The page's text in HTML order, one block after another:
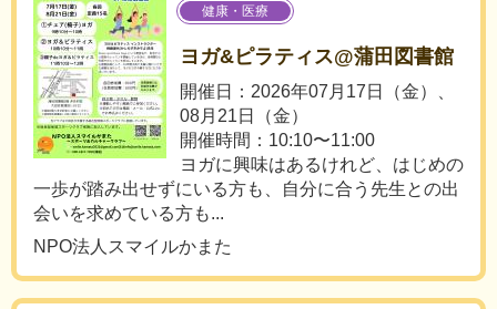
健康・医療
ヨガ&ピラティス@蒲田図書館
開催日：2026年07月17日（金）、
08月21日（金）
開催時間：10:10〜11:00
ヨガに興味はあるけれど、はじめの
一歩が踏み出せずにいる方も、自分に合う先生との出
会いを求めている方も...
NPO法人スマイルかまた